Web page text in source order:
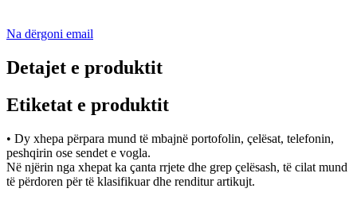
Na dërgoni email
Detajet e produktit
Etiketat e produktit
• Dy xhepa përpara mund të mbajnë portofolin, çelësat, telefonin,
peshqirin ose sendet e vogla.
Në njërin nga xhepat ka çanta rrjete dhe grep çelësash, të cilat mund
të përdoren për të klasifikuar dhe renditur artikujt.